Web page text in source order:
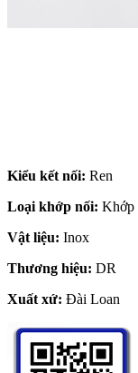
Kiểu kết nối: Ren
Loại khớp nối: Khớp
Vật liệu: Inox
Thương hiệu: DR
Xuất xứ: Đài Loan